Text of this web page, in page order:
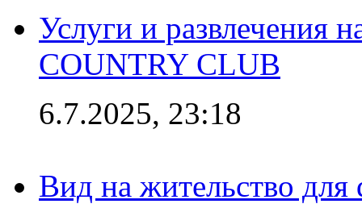
Услуги и развлечения
COUNTRY CLUB
6.7.2025, 23:18
Вид на жительство